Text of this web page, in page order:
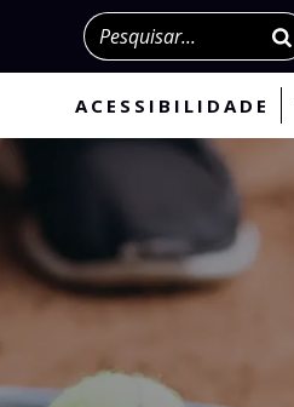
Pesquisar
ACESSIBILIDADE